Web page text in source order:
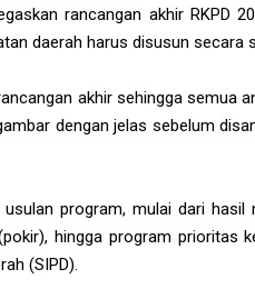
rancangan akhir RKPD
daerah harus disusun secara
akhir sehingga semua
dengan jelas sebelum
program, mulai dari hasil
hingga program prioritas
(SIPD).